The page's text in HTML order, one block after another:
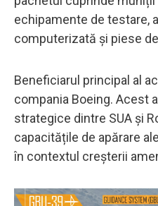
echipamente de testare,
computerizată și piese
Beneficiarul principal al
compania Boeing. Acest
strategice dintre SUA și
capacitățile de apărare
în contextul creșterii